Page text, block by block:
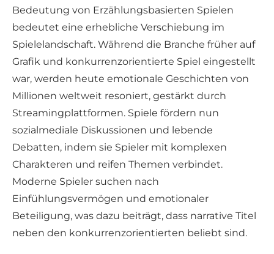
Bedeutung von Erzählungsbasierten Spielen
bedeutet eine erhebliche Verschiebung im
Spielelandschaft. Während die Branche früher auf
Grafik und konkurrenzorientierte Spiel eingestellt
war, werden heute emotionale Geschichten von
Millionen weltweit resoniert, gestärkt durch
Streamingplattformen. Spiele fördern nun
sozialmediale Diskussionen und lebende
Debatten, indem sie Spieler mit komplexen
Charakteren und reifen Themen verbindet.
Moderne Spieler suchen nach
Einfühlungsvermögen und emotionaler
Beteiligung, was dazu beiträgt, dass narrative Titel
neben den konkurrenzorientierten beliebt sind.